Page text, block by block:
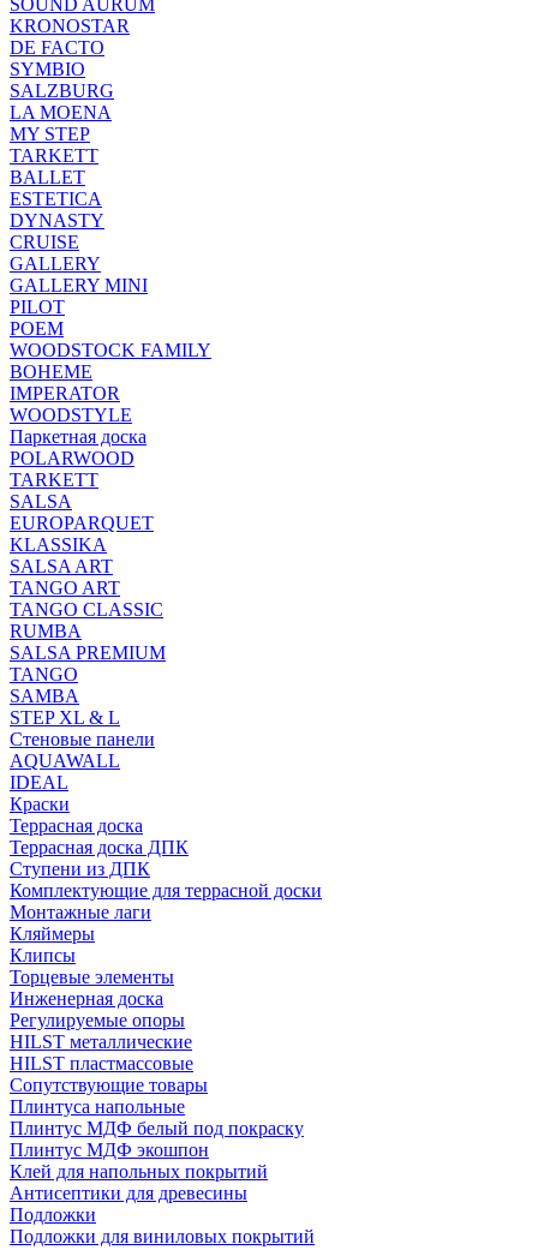
SOUND AURUM
KRONOSTAR
DE FACTO
SYMBIO
SALZBURG
LA MOENA
MY STEP
TARKETT
BALLET
ESTETICA
DYNASTY
CRUISE
GALLERY
GALLERY MINI
PILOT
POEM
WOODSTOCK FAMILY
BOHEME
IMPERATOR
WOODSTYLE
Паркетная доска
POLARWOOD
TARKETT
SALSA
EUROPARQUET
KLASSIKA
SALSA ART
TANGO ART
TANGO CLASSIC
RUMBA
SALSA PREMIUM
TANGO
SAMBA
STEP XL & L
Стеновые панели
AQUAWALL
IDEAL
Краски
Террасная доска
Террасная доска ДПК
Ступени из ДПК
Комплектующие для террасной доски
Монтажные лаги
Кляймеры
Клипсы
Торцевые элементы
Инженерная доска
Регулируемые опоры
HILST металлические
HILST пластмассовые
Сопутствующие товары
Плинтуса напольные
Плинтус МДФ белый под покраску
Плинтус МДФ экошпон
Клей для напольных покрытий
Антисептики для древесины
Подложки
Подложки для виниловых покрытий